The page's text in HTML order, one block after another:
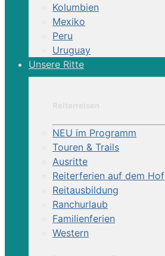
Kolumbien
Mexiko
Peru
Uruguay
Unsere Ritte
NEU im Programm
Touren & Trails
Ausritte
Reiterferien auf dem Hof
Reitausbildung
Ranchurlaub
Familienferien
Western